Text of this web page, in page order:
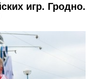
игр. Гродно.